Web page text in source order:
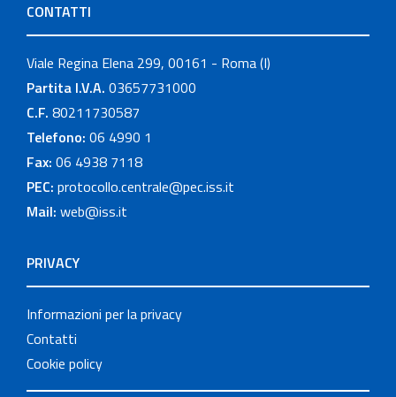
CONTATTI
Viale Regina Elena 299, 00161 - Roma (I)
Partita I.V.A. 03657731000
C.F. 80211730587
Telefono: 06 4990 1
Fax: 06 4938 7118
PEC: protocollo.centrale@pec.iss.it
Mail: web@iss.it
PRIVACY
Informazioni per la privacy
Contatti
Cookie policy